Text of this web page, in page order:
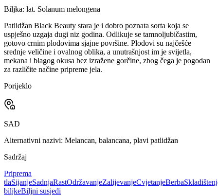
Biljka: lat. Solanum melongena
Patlidžan Black Beauty stara je i dobro poznata sorta koja se
uspješno uzgaja dugi niz godina. Odlikuje se tamnoljubičastim,
gotovo crnim plodovima sjajne površine. Plodovi su najčešće
srednje veličine i ovalnog oblika, a unutrašnjost im je svijetla,
mekana i blagog okusa bez izražene gorčine, zbog čega je pogodan
za različite načine pripreme jela.
Porijeklo
SAD
Alternativni nazivi: Melancan, balancana, plavi patlidžan
Sadržaj
Priprema
tlaSijanjeSadnjaRastOdržavanjeZalijevanjeCvjetanjeBerba
biljkeBiljni susjedi